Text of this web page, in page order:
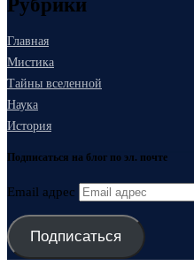
Рубрики
Главная
Мистика
Тайны вселенной
Наука
История
Подписаться на блог по эл. почте
Email адрес
Подписаться